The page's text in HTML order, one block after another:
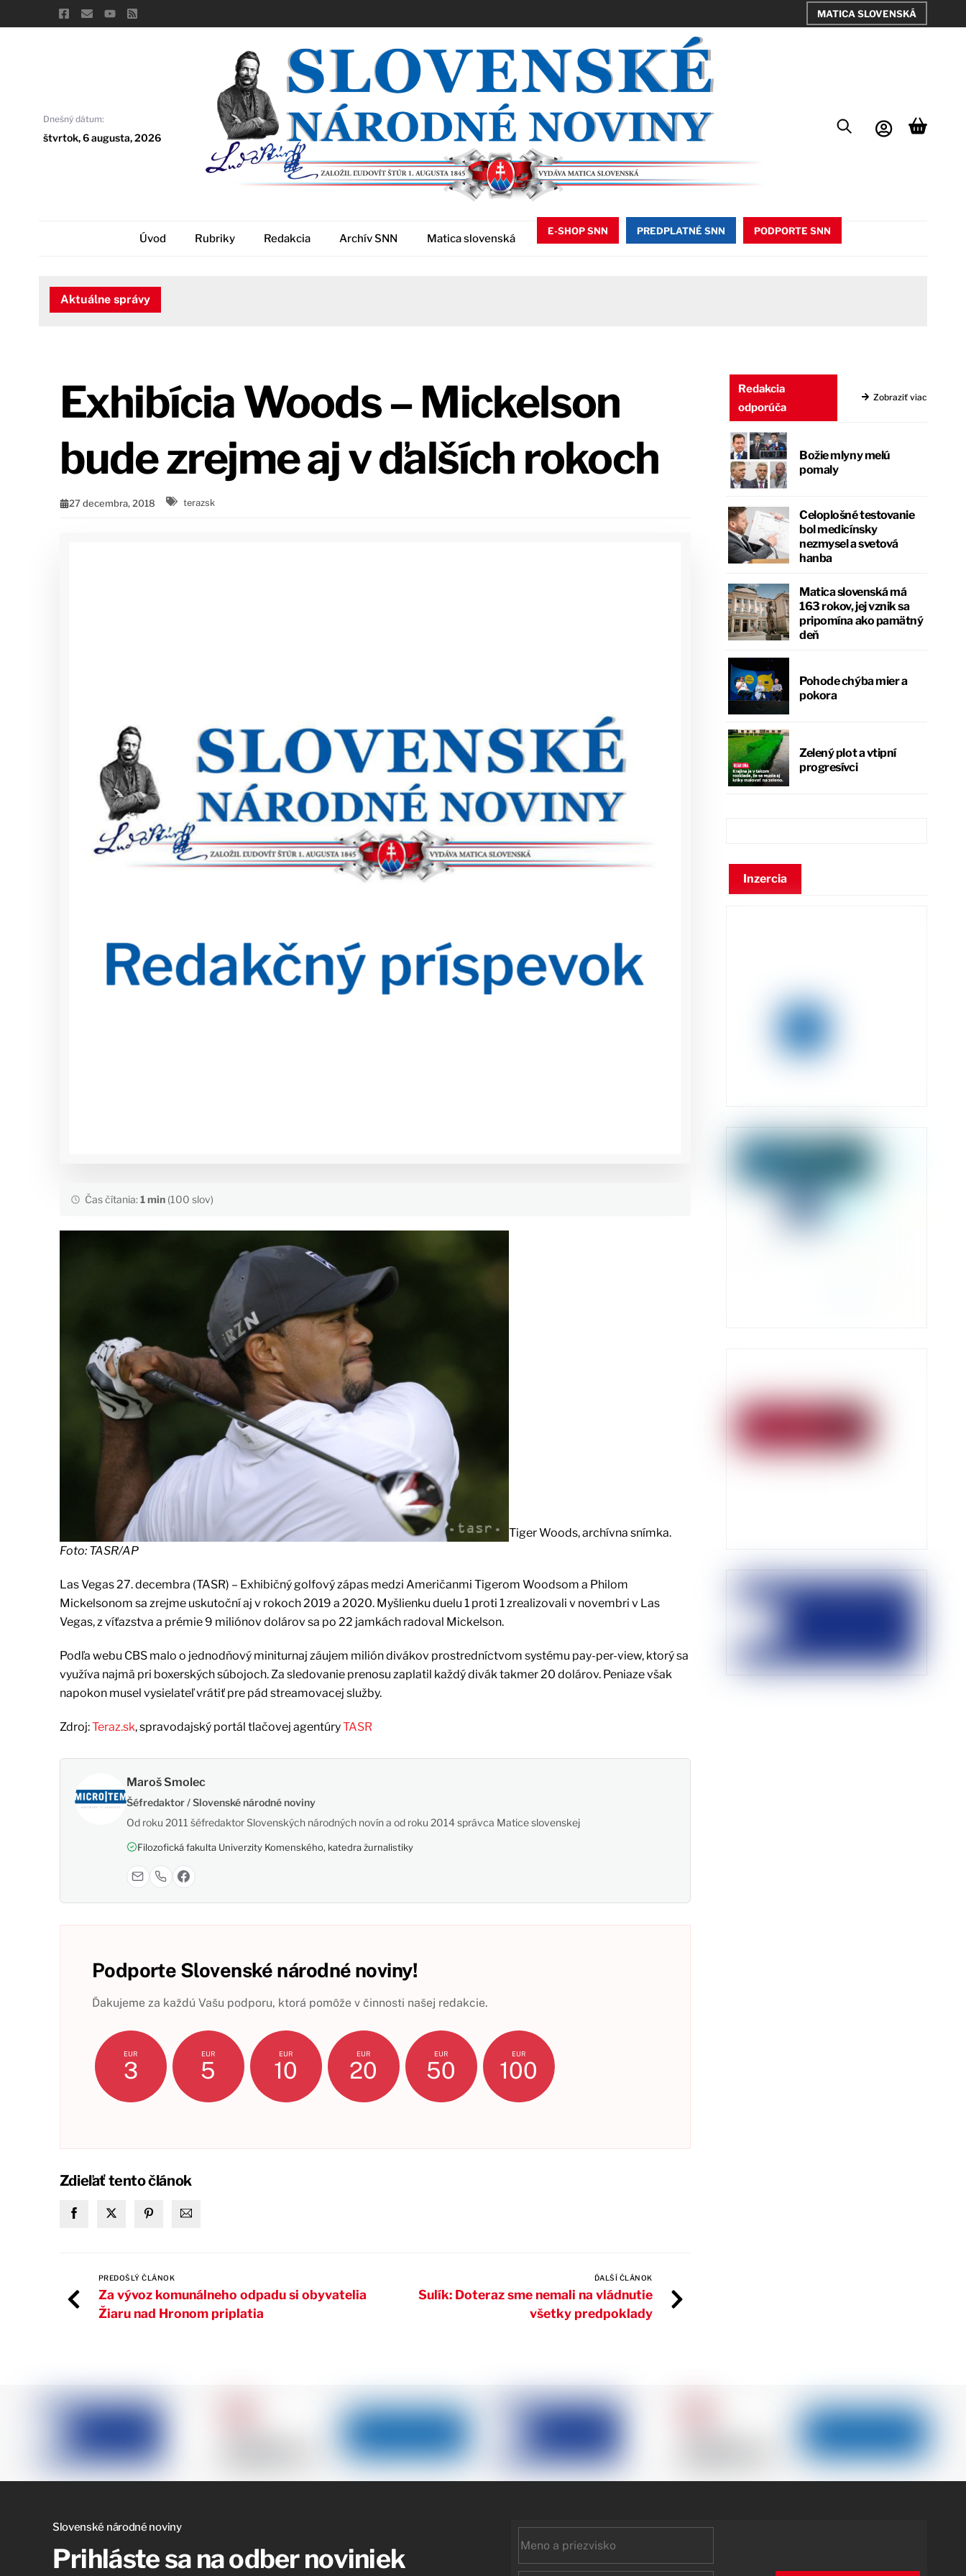
to
MATICA SLOVENSKÁ
Dnešný dátum:
štvrtok, 6 augusta, 2026
Úvod Rubriky Redakcia Archív SNN Matica slovenská
E-SHOP SNN PREDPLATNÉ SNN PODPORTE SNN
Aktuálne správy
Exhibícia Woods – Mickelson
bude zrejme aj v ďalších rokoch
27 decembra, 2018 terazsk
Čas čítania:1 min(100 slov)
Tiger Woods, archívna snímka.
Foto: TASR/AP
Las Vegas 27. decembra (TASR) – Exhibičný golfový zápas medzi Američanmi Tigerom Woodsom a Philom
Mickelsonom sa zrejme uskutoční aj v rokoch 2019 a 2020. Myšlienku duelu 1 proti 1 zrealizovali v novembri v Las
Vegas, z víťazstva a prémie 9 miliónov dolárov sa po 22 jamkách radoval Mickelson.
Podľa webu CBS malo o jednodňový miniturnaj záujem milión divákov prostredníctvom systému pay-per-view, ktorý sa
využíva najmä pri boxerských súbojoch. Za sledovanie prenosu zaplatil každý divák takmer 20 dolárov. Peniaze však
napokon musel vysielateľ vrátiť pre pád streamovacej služby.
Zdroj:Teraz.sk, spravodajský portál tlačovej agentúryTASR
Maroš Smolec
Šéfredaktor / Slovenské národné noviny
Od roku 2011 šéfredaktor Slovenských národných novín a od roku 2014 správca Matice slovenskej
Filozofická fakulta Univerzity Komenského, katedra žurnalistiky
Podporte Slovenské národné noviny!
Ďakujeme za každú Vašu podporu, ktorá pomôže v činnosti našej redakcie.
EUR
3
EUR
5
EUR
10
EUR
20
EUR
50
EUR
100
Zdieľať tento článok
PREDOŠLÝ ČLÁNOK
Za vývoz komunálneho odpadu si obyvatelia
Žiaru nad Hronom priplatia
ĎALŠÍ ČLÁNOK
Sulík: Doteraz sme nemali na vládnutie
všetky predpoklady
Redakcia
odporúča
Zobraziť viac
Božie mlyny melú
pomaly
Celoplošné testovanie
bol medicínsky
nezmysel a svetová
hanba
Matica slovenská má
163 rokov, jej vznik sa
pripomína ako pamätný
deň
Pohode chýba mier a
pokora
Zelený plot a vtipní
progresívci
Inzercia
Slovenské národné noviny
Prihláste sa na odber noviniek
name